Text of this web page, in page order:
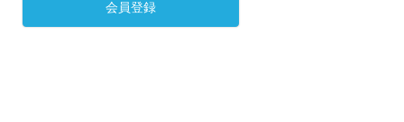
会員登録